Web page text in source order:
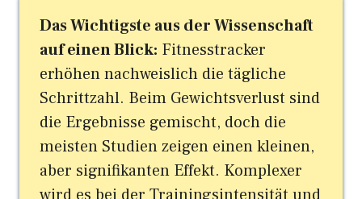
Das Wichtigste aus der Wissenschaft
auf einen Blick: Fitnesstracker
erhöhen nachweislich die tägliche
Schrittzahl. Beim Gewichtsverlust sind
die Ergebnisse gemischt, doch die
meisten Studien zeigen einen kleinen,
aber signifikanten Effekt. Komplexer